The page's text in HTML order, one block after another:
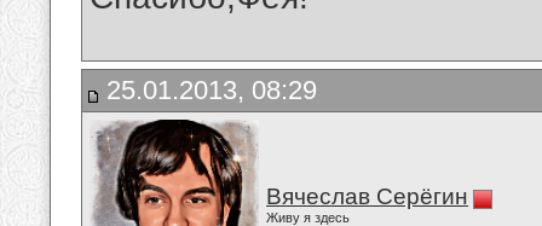
25.01.2013, 08:29
Вячеслав Серёгин
Живу я здесь